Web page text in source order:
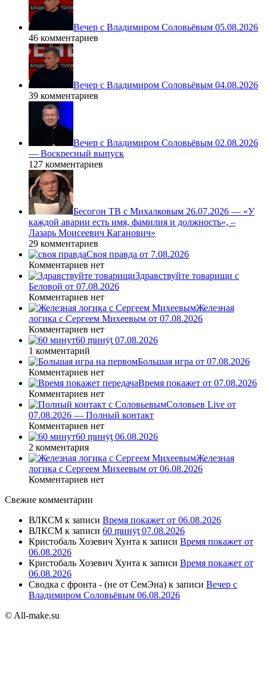
Вечер с Владимиром Соловьёвым 05.08.2026
46 комментариев
Вечер с Владимиром Соловьёвым 04.08.2026
39 комментариев
Вечер с Владимиром Соловьёвым 02.08.2026
— Воскресный выпуск
127 комментариев
Бесогон ТВ с Михалковым 26.07.2026 — «У
каждой аварии есть имя, фамилия и должность», –
Лазарь Моисеевич Каганович»
29 комментариев
Своя правда от 7.08.2026
Комментариев нет
Здравствуйте товарищи с
Беловой от 07.08.2026
Комментариев нет
Железная
логика с Сергеем Михеевым от 07.08.2026
Комментариев нет
60 ṃинẏƫ 07.08.2026
1 комментарий
Большая игра от 07.08.2026
Комментариев нет
Время покажет от 07.08.2026
Комментариев нет
Соловьев Live от
07.08.2026 — Полный контакт
Комментариев нет
60 ṃинẏƫ 06.08.2026
2 комментария
Железная
логика с Сергеем Михеевым от 06.08.2026
Комментариев нет
Свежие комментарии
ВЛКСМ к записи Время покажет от 06.08.2026
ВЛКСМ к записи 60 ṃинẏƫ 07.08.2026
Кристобаль Хозевич Хунта к записи Время покажет от
06.08.2026
Кристобаль Хозевич Хунта к записи Время покажет от
06.08.2026
Сводка с фронта - (не от СемЭна) к записи Вечер с
Владимиром Соловьёвым 06.08.2026
© All-make.su